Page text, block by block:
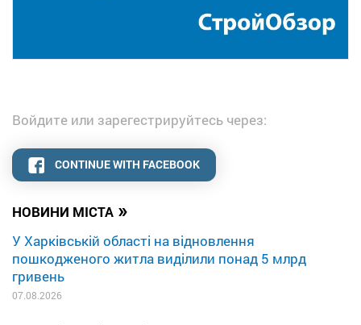
НОВИНИ МІСТА »
У Харківській області на відновлення
пошкодженого житла виділили понад 5 млрд
гривень
07.08.2026
Войдите или зарегестрируйтесь через:
CONTINUE WITH FACEBOOK